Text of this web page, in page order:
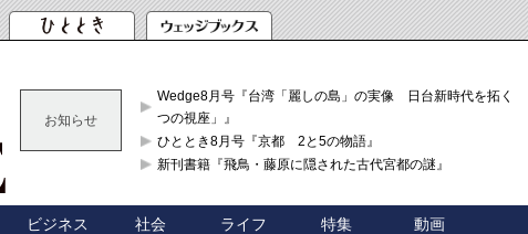
お知らせ
Wedge8月号『台湾「麗しの島」の実像 日台新時代を拓く「3
つの視座」』
ひととき8月号『京都 2と5の物語』
新刊書籍『飛鳥・藤原に隠された古代宮都の謎』
ビジネス 社会 ライフ 特集 動画